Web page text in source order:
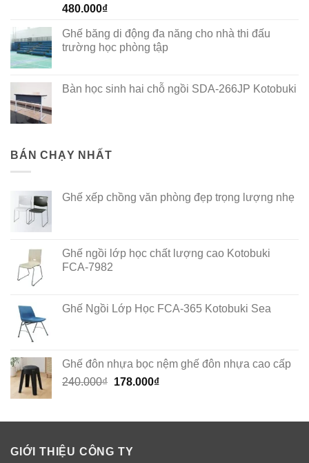
Rated5.00
480.000₫
Ghế băng di động đa năng cho nhà thi đấu
trường học phòng tập
Bàn học sinh hai chỗ ngồi SDA-266JP Kotobuki
BÁN CHẠY NHẤT
Ghế xếp chồng văn phòng đẹp trọng lượng nhẹ
Ghế ngồi lớp học chất lượng cao Kotobuki
FCA-7982
Ghế Ngồi Lớp Học FCA-365 Kotobuki Sea
Ghế đôn nhựa bọc nệm ghế đôn nhựa cao cấp
240.000₫ Original
240.000₫.
178.000₫Current
178.000₫.
GIỚI THIỆU CÔNG TY